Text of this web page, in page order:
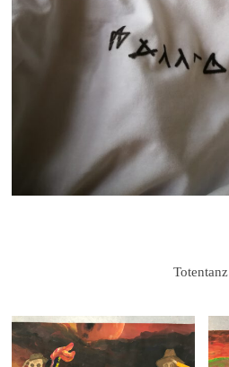
Totentanz